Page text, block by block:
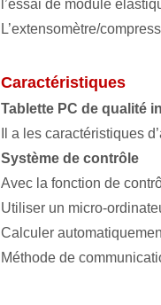
l’essai de module
L’extensomètre/
Caractéristiques
Tablette PC de qualité
Il a les caractéristiques
Système de contrôle
Avec la fonction de
Utiliser un micro-
Calculer
Méthode de